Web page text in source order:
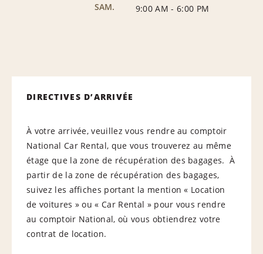
SAM.
9:00 AM - 6:00 PM
DIRECTIVES D’ARRIVÉE
À votre arrivée, veuillez vous rendre au comptoir
National Car Rental, que vous trouverez au même
étage que la zone de récupération des bagages. À
partir de la zone de récupération des bagages,
suivez les affiches portant la mention « Location
de voitures » ou « Car Rental » pour vous rendre
au comptoir National, où vous obtiendrez votre
contrat de location.